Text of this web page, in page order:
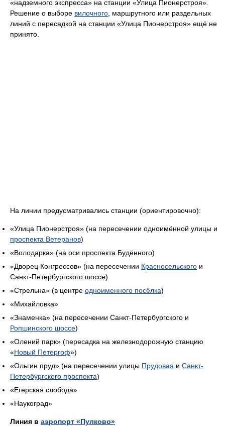
«надземного экспресса» на станции «Улица Пионерстроя».
Решение о выборе вилочного, маршрутного или раздельных
линий с пересадкой на станции «Улица Пионерстроя» ещё не
принято.
На линии предусматривались станции (ориентировочно):
«Улица Пионерстроя» (на пересечении одноимённой улицы и
проспекта Ветеранов)
«Володарка» (на оси проспекта Будённого)
«Дворец Конгрессов» (на пересечении Красносельского и
Санкт-Петербургского шоссе)
«Стрельна» (в центре одноименного посёлка)
«Михайловка»
«Знаменка» (на пересечении Санкт-Петербургского и
Ропшинского шоссе)
«Олений парк» (пересадка на железнодорожную станцию
«Новый Петергоф»)
«Ольгин пруд» (на пересечении улицы Прудовая и Санкт-
Петербургского проспекта)
«Егерская слобода»
«Наукоград»
Линия в аэропорт «Пулково»